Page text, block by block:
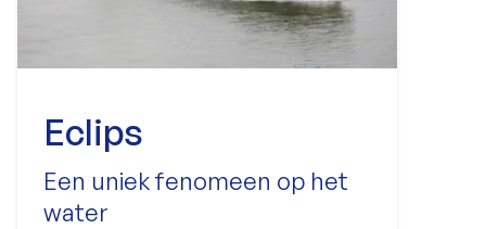
Eclips
Een uniek fenomeen op het
water